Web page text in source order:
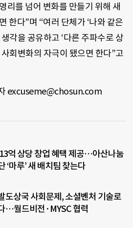
리를 넘어 변화를 만들기 위해 새
한다”며 “여러 단체가 ‘나와 같은
각을 공유하고 ‘다른 주파수로 상
회변화의 자극이 됐으면 한다”고
excuseme@chosun.com
억 상당 창업 혜택 제공…아산나눔
‘마루’ 새 배치팀 찾는다
도상국 사회문제, 소셜벤처 기술로
…월드비전·MYSC 협력